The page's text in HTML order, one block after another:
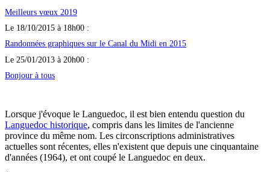
Meilleurs vœux 2019
Le 18/10/2015 à 18h00 :
Randonnées graphiques sur le Canal du Midi en 2015
Le 25/01/2013 à 20h00 :
Bonjour à tous
Lorsque j'évoque le Languedoc, il est bien entendu question du
Languedoc historique, compris dans les limites de l'ancienne
province du même nom. Les circonscriptions administratives
actuelles sont récentes, elles n'existent que depuis une cinquantaine
d'années (1964), et ont coupé le Languedoc en deux.